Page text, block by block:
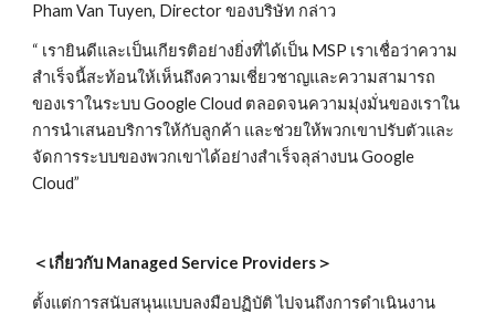
Pham Van Tuyen, Director ของบริษัท กล่าว
“ เรายินดีและเป็นเกียรติอย่างยิ่งที่ได้เป็น MSP เราเชื่อว่าความ
สำเร็จนี้สะท้อนให้เห็นถึงความเชี่ยวชาญและความสามารถ
ของเราในระบบ Google Cloud ตลอดจนความมุ่งมั่นของเราใน
การนำเสนอบริการให้กับลูกค้า และช่วยให้พวกเขาปรับตัวและ
จัดการระบบของพวกเขาได้อย่างสำเร็จลุล่างบน Google
Cloud”
＜ เกี่ยวกับ Managed Service Providers＞
ตั้งแต่การสนับสนุนแบบลงมือปฏิบัติ ไปจนถึงการดำเนินงาน